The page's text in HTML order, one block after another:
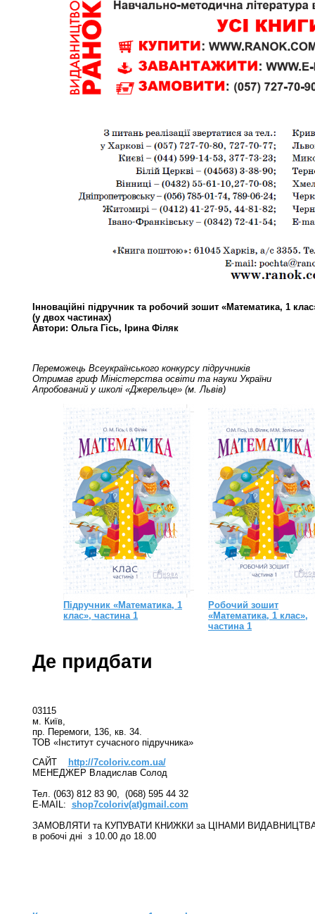
Інноваційні підручник та робочий зошит «Математика, 1
(у двох частинах)
Автори: Ольга Гісь, Ірина Філяк
Переможець Всеукраїнського конкурсу підручників
Отримав гриф Міністерства освіти та науки України
Апробований у школі «Джерельце» (м. Львів)
Підручник «Математика, 1
клас», частина 1
Робочий зошит
«Математика, 1 клас»,
частина 1
Де придбати
03115
м. Київ,
пр. Перемоги, 136, кв. 34.
ТОВ «Інститут сучасного підручника»
САЙТ
http://7coloriv.com.ua/
МЕНЕДЖЕР Владислав Cолод
Тел. (063) 812 83 90, (068) 595 44 32
E-MAIL: shop7coloriv(at)gmail.com
ЗАМОВЛЯТИ та КУПУВАТИ КНИЖКИ за ЦІНАМИ
в робочі дні з 10.00 до 18.00